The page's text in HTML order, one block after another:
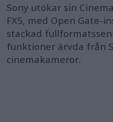
Sony utökar sin
FX5, med Open Gate-
stackad
funktioner ärvda från
cinemakameror.